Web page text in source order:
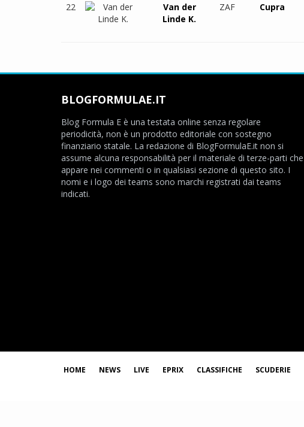
22
Van der
Linde K.
ZAF Cupra
BLOGFORMULAE.IT
Blog Formula E è una testata online senza regolare
periodicità, non è un prodotto editoriale con sostegno
finanziario statale. La redazione di BlogFormulaE.it non si
assume alcuna responsabilità per il materiale di terze-parti che
appare nei commenti o in qualsiasi sezione di questo sito. I
nomi e i logo dei teams sono marchi registrati dai teams
indicati.
HOME NEWS LIVE EPRIX CLASSIFICHE SCUDERIE